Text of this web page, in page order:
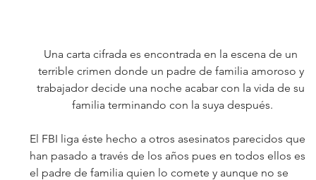
Una carta cifrada es encontrada en la escena de un
terrible crimen donde un padre de familia amoroso y
trabajador decide una noche acabar con la vida de su
familia terminando con la suya después.
El FBI liga éste hecho a otros asesinatos parecidos que
han pasado a través de los años pues en todos ellos es
el padre de familia quien lo comete y aunque no se